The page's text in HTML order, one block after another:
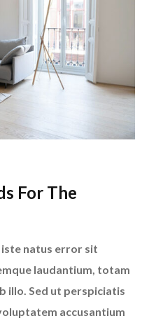
For The
natus error sit
laudantium, totam
illo. Sed ut perspiciatis
accusantium